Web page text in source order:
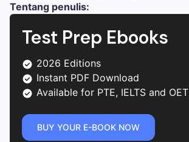
Tentang penulis:
Test Prep Ebooks
2026 Editions
Instant PDF Download
Available for PTE, IELTS and OET
BUY YOUR E-BOOK NOW